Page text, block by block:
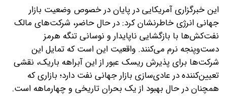
این خبرگزاری آمریکایی در پایان در خصوص وضعیت بازار
جهانی انرژی خاطرنشان کرد: در حال حاضر، شرکت‌های مالک
نفت‌کش‌ها با بازگشایی ناپایدار و نوسانی تنگه هرمز
دست‌وپنجه نرم می‌کنند. واقعیت این است که تمایل این
شرکت‌ها برای پذیرش ریسک عبور از این آبراهه باریک، نقشی
تعیین‌کننده در عادی‌سازی بازار جهانی نفت دارد؛ بازاری که
همچنان در حال بهبود از یک بحران تاریخی و چهارماهه است.